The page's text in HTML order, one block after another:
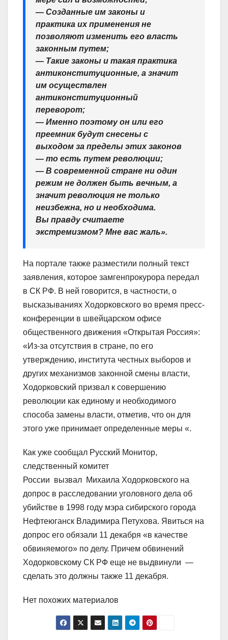
— Созданные им законы и
практика их применения не
позволяют изменить его власть
законным путем;
— Такие законы и такая практика
антиконституционные, а значит
им осуществлен
антиконституционный
переворот;
— Именно поэтому он или его
преемник будут снесены с
выходом за пределы этих законов
— то есть путем революции;
— В современной стране ни один
режим не должен быть вечным, а
значит революция не только
неизбежна, но и необходима.
Вы правду считаете
экстремизмом? Мне вас жаль».
На портале также разместили полный текст
заявления, которое замгенпрокурора передал
в СК РФ. В ней говорится, в частности, о
высказываниях Ходорковского во время пресс-
конференции в швейцарском офисе
общественного движения «Открытая Россия»:
«Из-за отсутствия в стране, по его
утверждению, института честных выборов и
других механизмов законной смены власти,
Ходорковский призвал к совершению
революции как единому и необходимого
способа замены власти, отметив, что он для
этого уже принимает определенные меры «.
Как уже сообщал Русский Монитор,
следственный комитет
России вызвал Михаила Ходорковского на
допрос в расследовании уголовного дела об
убийстве в 1998 году мэра сибирского города
Нефтеюганск Владимира Петухова. Явиться на
допрос его обязали 11 декабря «в качестве
обвиняемого» по делу. Причем обвинений
Ходорковскому СК РФ еще не выдвинули —
сделать это должны также 11 декабря.
Нет похожих материалов